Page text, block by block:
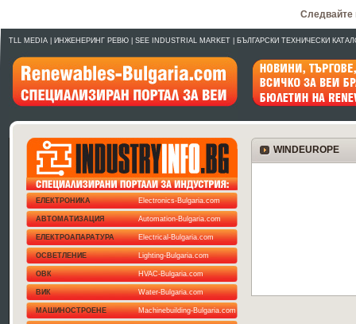
Следвайте
TLL MEDIA| ИНЖЕНЕРИНГ РЕВЮ| SEE INDUSTRIAL MARKET| БЪЛГАРСКИ ТЕХНИЧЕСКИ
Electronics-Bulgaria.com
ЕЛЕКТРОНИКА
Automation-Bulgaria.com
АВТОМАТИЗАЦИЯ
Electrical-Bulgaria.com
ЕЛЕКТРОАПАРАТУРА
Lighting-Bulgaria.com
ОСВЕТЛЕНИЕ
HVAC-Bulgaria.com
ОВК
Water-Bulgaria.com
ВИК
Machinebuilding-Bulgaria.com
МАШИНОСТРОЕНЕ
WINDEUROPE